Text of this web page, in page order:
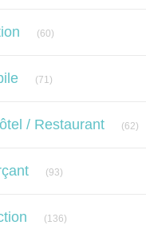
(60)
(71)
/ Restaurant (62)
(93)
(136)